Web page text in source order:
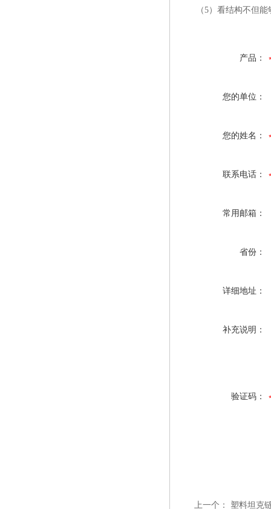
（5）看结构不但能
产品：
您的单位：
您的姓名：
联系电话：
常用邮箱：
省份：
详细地址：
补充说明：
验证码：
上一个： 塑料坦克